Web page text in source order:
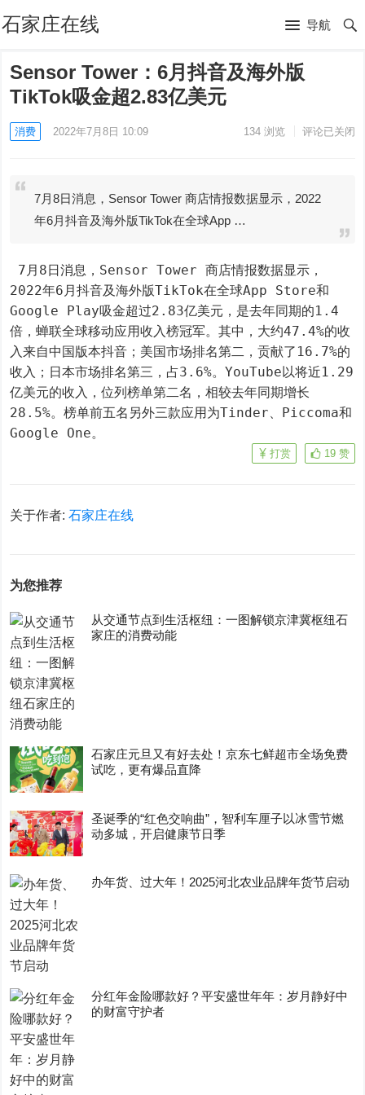
石家庄在线 导航
Sensor Tower：6月抖音及海外版
TikTok吸金超2.83亿美元
消费 2022年7月8日 10:09 134浏览 评论已关闭
7月8日消息，Sensor Tower 商店情报数据显示，2022
年6月抖音及海外版TikTok在全球App …
2022年6月抖音及海外版TikTok在全球App Store和
Google Play吸金超过2.83亿美元，是去年同期的1.4
倍，蝉联全球移动应用收入榜冠军。其中，大约47.4%的收
入来自中国版本抖音；美国市场排名第二，贡献了16.7%的
收入；日本市场排名第三，占3.6%。YouTube以将近1.29
亿美元的收入，位列榜单第二名，相较去年同期增长
28.5%。榜单前五名另外三款应用为Tinder、Piccoma和
Google One。
19 赞
打赏
关于作者:石家庄在线
为您推荐
从交通节点到生活枢纽：一图解锁京津冀枢纽石
家庄的消费动能
石家庄元旦又有好去处！京东七鲜超市全场免费
试吃，更有爆品直降
圣诞季的“红色交响曲”，智利车厘子以冰雪节燃
动多城，开启健康节日季
办年货、过大年！2025河北农业品牌年货节启动
分红年金险哪款好？平安盛世年年：岁月静好中
的财富守护者